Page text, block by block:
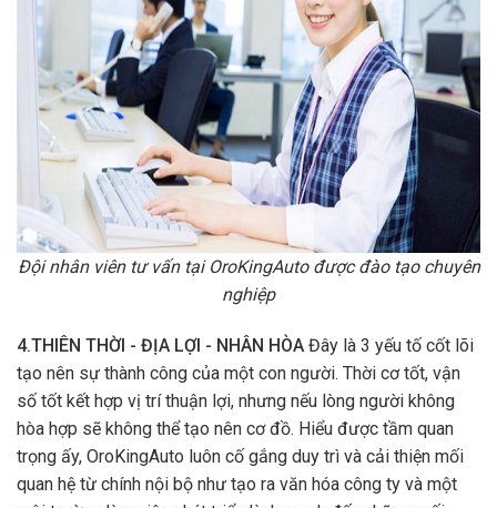
Đội nhân viên tư vấn tại OroKingAuto được đào tạo chuyên
nghiệp
4.THIÊN THỜI - ĐỊA LỢI - NHÂN HÒA Đây là 3 yếu tố cốt lõi
tạo nên sự thành công của một con người. Thời cơ tốt, vận
số tốt kết hợp vị trí thuận lợi, nhưng nếu lòng người không
hòa hợp sẽ không thể tạo nên cơ đồ. Hiểu được tầm quan
trọng ấy, OroKingAuto luôn cố gắng duy trì và cải thiện mối
quan hệ từ chính nội bộ như tạo ra văn hóa công ty và một